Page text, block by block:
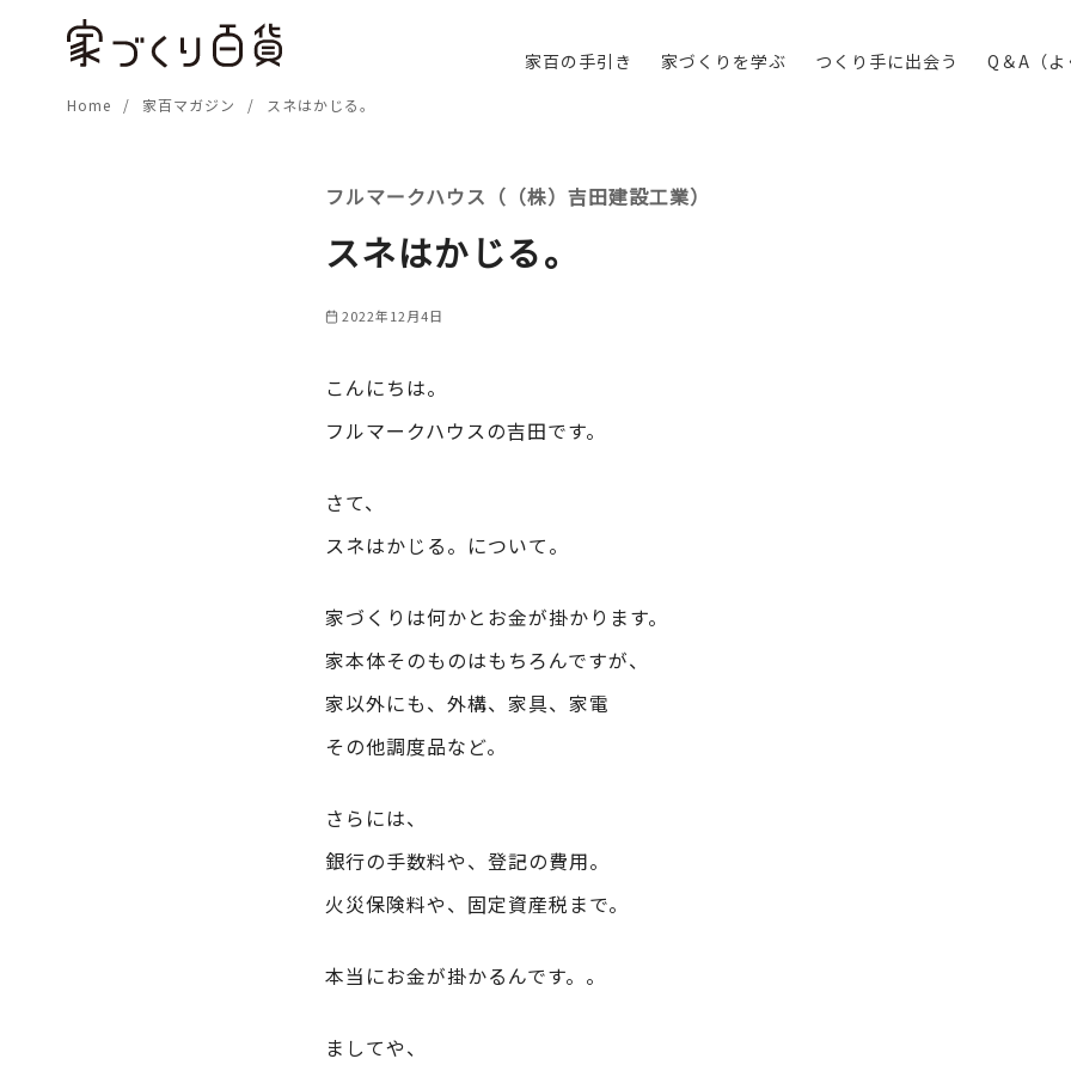
家百の手引き 家づくりを学ぶ つくり手に出会う Q＆A（よ
Home 家百マガジン スネはかじる。
フルマークハウス（（株）吉田建設工業）
スネはかじる。
2022年12月4日
こんにちは。
フルマークハウスの吉田です。
さて、
スネはかじる。について。
家づくりは何かとお金が掛かります。
家本体そのものはもちろんですが、
家以外にも、外構、家具、家電
その他調度品など。
さらには、
銀行の手数料や、登記の費用。
火災保険料や、固定資産税まで。
本当にお金が掛かるんです。。
ましてや、